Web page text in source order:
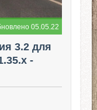
05.05.22
3.2 для
-